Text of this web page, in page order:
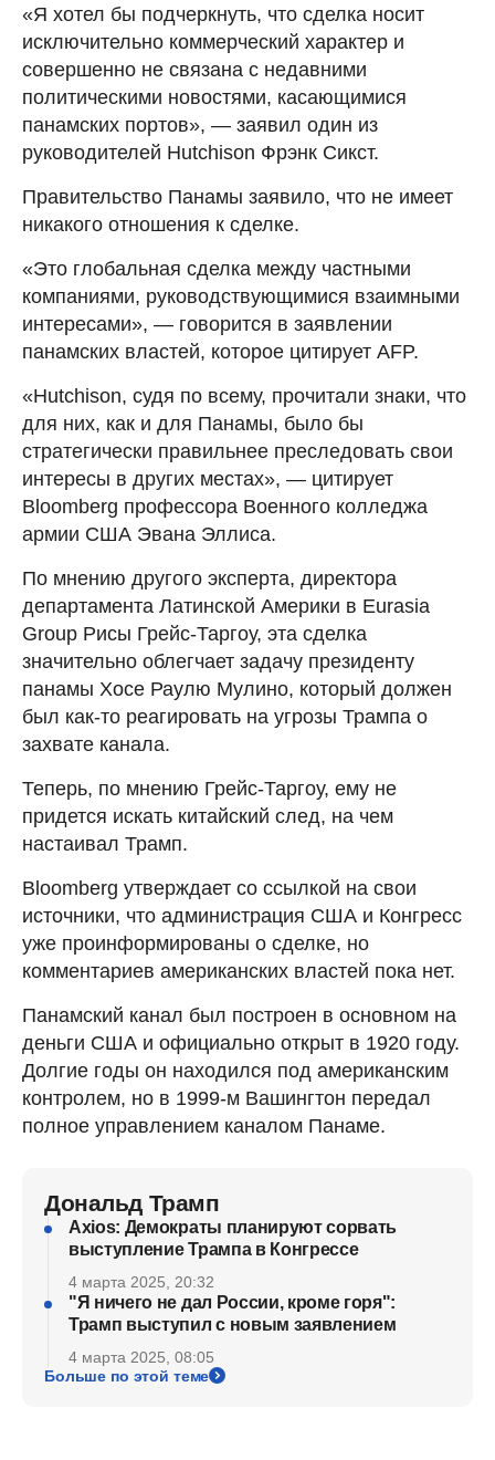
«Я хотел бы подчеркнуть, что сделка носит
исключительно коммерческий характер и
совершенно не связана с недавними
политическими новостями, касающимися
панамских портов», — заявил один из
руководителей Hutchison Фрэнк Сикст.
Правительство Панамы заявило, что не имеет
никакого отношения к сделке.
«Это глобальная сделка между частными
компаниями, руководствующимися взаимными
интересами», — говорится в заявлении
панамских властей, которое цитирует AFP.
«Hutchison, судя по всему, прочитали знаки, что
для них, как и для Панамы, было бы
стратегически правильнее преследовать свои
интересы в других местах», — цитирует
Bloomberg профессора Военного колледжа
армии США Эвана Эллиса.
По мнению другого эксперта, директора
департамента Латинской Америки в Eurasia
Group Рисы Грейс-Таргоу, эта сделка
значительно облегчает задачу президенту
панамы Хосе Раулю Мулино, который должен
был как-то реагировать на угрозы Трампа о
захвате канала.
Теперь, по мнению Грейс-Таргоу, ему не
придется искать китайский след, на чем
настаивал Трамп.
Bloomberg утверждает со ссылкой на свои
источники, что администрация США и Конгресс
уже проинформированы о сделке, но
комментариев американских властей пока нет.
Панамский канал был построен в основном на
деньги США и официально открыт в 1920 году.
Долгие годы он находился под американским
контролем, но в 1999-м Вашингтон передал
полное управлением каналом Панаме.
Дональд Трамп
Axios: Демократы планируют сорвать
выступление Трампа в Конгрессе
4 марта 2025, 20:32
"Я ничего не дал России, кроме горя":
Трамп выступил с новым заявлением
4 марта 2025, 08:05
Больше по этой теме